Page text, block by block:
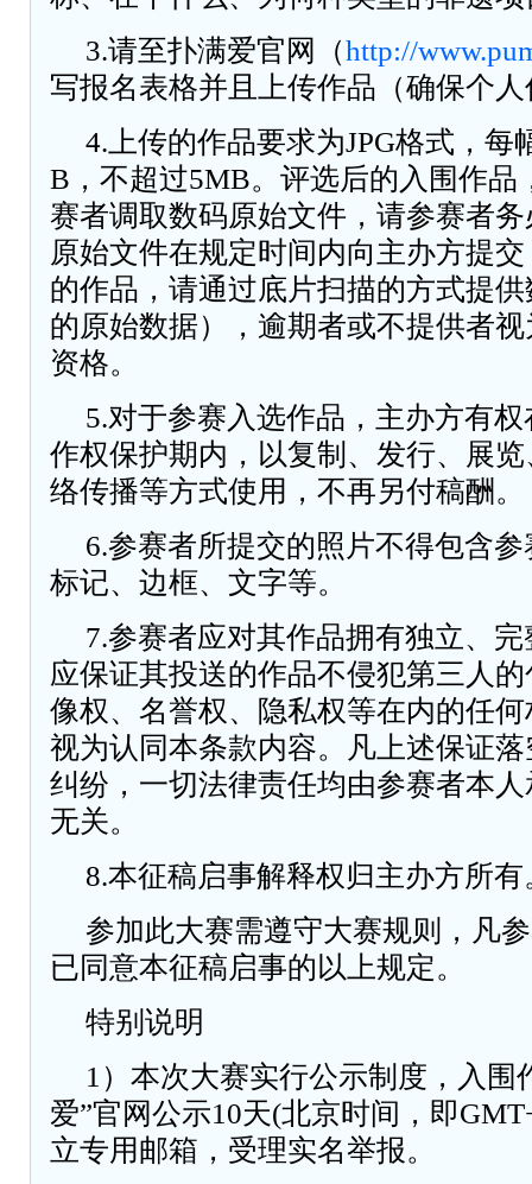
3.请至扑满爱官网（http://
写报名表格并且上传作品（确保个
4.上传的作品要求为JPG格式，每
B，不超过5MB。评选后的入围作品
赛者调取数码原始文件，请参赛者
原始文件在规定时间内向主办方提
的作品，请通过底片扫描的方式提
的原始数据），逾期者或不提供者
资格。
5.对于参赛入选作品，主办方有
作权保护期内，以复制、发行、展
络传播等方式使用，不再另付稿酬。
6.参赛者所提交的照片不得包含
标记、边框、文字等。
7.参赛者应对其作品拥有独立、
应保证其投送的作品不侵犯第三人
像权、名誉权、隐私权等在内的任
视为认同本条款内容。凡上述保证
纠纷，一切法律责任均由参赛者本
无关。
8.本征稿启事解释权归主办方所有
参加此大赛需遵守大赛规则，凡
已同意本征稿启事的以上规定。
特别说明
1）本次大赛实行公示制度，入围
爱”官网公示10天(北京时间，即
立专用邮箱，受理实名举报。